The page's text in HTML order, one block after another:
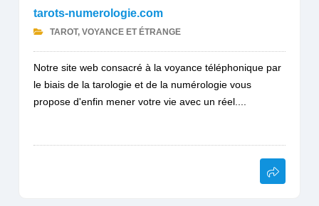
tarots-numerologie.com
TAROT, VOYANCE ET ÉTRANGE
Notre site web consacré à la voyance téléphonique par
le biais de la tarologie et de la numérologie vous
propose d'enfin mener votre vie avec un réel....